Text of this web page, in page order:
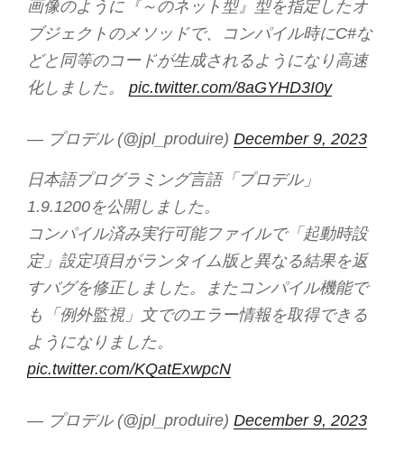
画像のように『～のネット型』型を指定したオ
ブジェクトのメソッドで、コンパイル時にC#な
どと同等のコードが生成されるようになり高速
化しました。 pic.twitter.com/8aGYHD3I0y
— プロデル (@jpl_produire) December 9, 2023
日本語プログラミング言語「プロデル」
1.9.1200を公開しました。
コンパイル済み実行可能ファイルで「起動時設
定」設定項目がランタイム版と異なる結果を返
すバグを修正しました。またコンパイル機能で
も「例外監視」文でのエラー情報を取得できる
ようになりました。
pic.twitter.com/KQatExwpcN
— プロデル (@jpl_produire) December 9, 2023